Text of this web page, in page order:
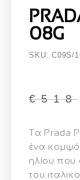
08G
SKU: C09S/
€518
Τα Prada
ένα κομψό
ηλίου που
του